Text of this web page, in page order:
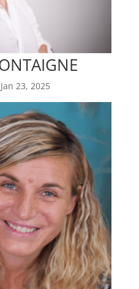
Jan 23, 2025